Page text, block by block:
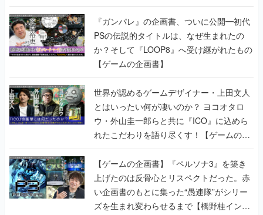
書】
『ガンパレ』の企画書、ついに公開━初代
PSの伝説的タイトルは、なぜ生まれたの
か？そして『LOOP8』へ受け継がれたもの
【ゲームの企画書】
世界が認めるゲームデザイナー・上田文人
とはいったい何が凄いのか？ ヨコオタロ
ウ・外山圭一郎らと共に『ICO』に込めら
れたこだわりを語り尽くす！【ゲームの企
画書】
【ゲームの企画書】『ペルソナ3』を築き
上げたのは反骨心とリスペクトだった。赤
い企画書のもとに集った“愚連隊”がシリー
ズを生まれ変わらせるまで【橋野桂インタ